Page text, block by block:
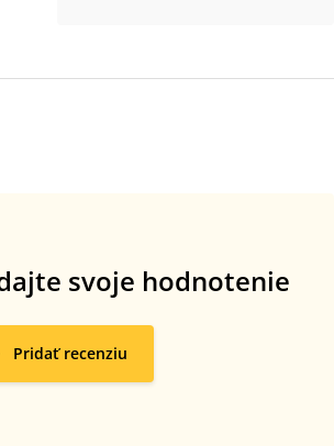
svoje hodnotenie
Pridať recenziu